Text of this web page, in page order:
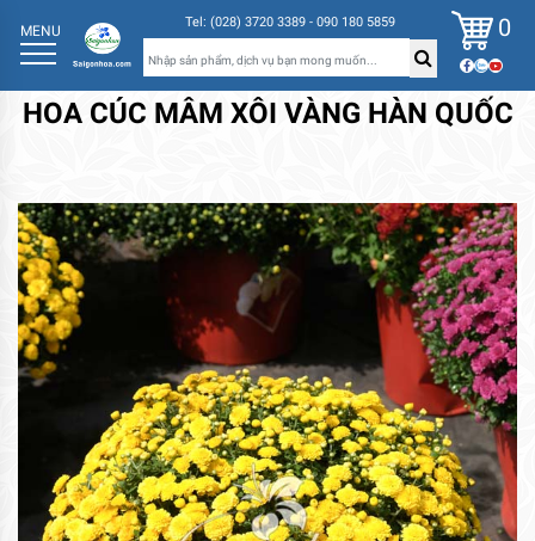
MENU Tel: (028) 3720 3389 - 090 180 5859 0
HOA CÚC MÂM XÔI VÀNG HÀN QUỐC